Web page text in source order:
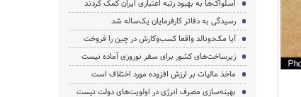
جستجو
اسلواک‌ها به بهبود رتبه اعتباری ایران کمک کردند
رسیدگی به دفاتر کارفرمایان یک‌ساله شد
آیا مک‌دونالد واقعا کسب‌وکارش در چین را فروخت
زیرساخت‌های کشور برای سفر نوروزی آماده نیست
ماخذ مالیات بر ارزش افزوده مورد اختلاف است
بهینه‌سازی مصرف انرژی در اولویت‌های دولت نیست